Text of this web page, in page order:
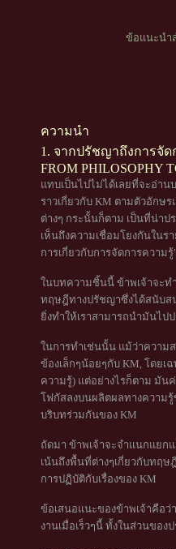
ข้อแนะนำ
ความนำ
1. จากปรัชญาถึงการจัด
FROM PHILOSOPHY
แทบเป็นไปไม่ได้เลยที่จะอ่าน
ราวเกี่ยวกับ KM ตามตัวอักษ
ต่างๆ กระนั้นก็ตาม เป็นที่น่า
เห็นถึงความเชื่อมโยงกันใน
การเกี่ยวกับการจัดการความรู้
ในบทความชิ้นนี้ ข้าพเจ้าจะท
ทฤษฎีทางปรัชญาซึ่งได้สนับสนุ
ยิ่งทำให้เราสามารถนำมันไป
ในการทำเช่นนั้น แม้ว่าความ
ข้องเล็กๆน้อยๆกับ KM, โดย
ความรู้) แต่อย่างไรก็ตาม มัน
โฟกัสลงบนผลิตผลทางความรู้
บริบทร่วมกันของ KM
ถัดมา ข้าพเจ้าจะจำแนกแยก
เน้นถึงพื้นที่ต่างๆเกี่ยวกับทฤ
การปฏิบัติกับเรื่องของ KM
ข้อเสนอแนะของข้าพเจ้าคือ
งานเมื่อเร็วๆนี้ ทั้งในส่วนขอ